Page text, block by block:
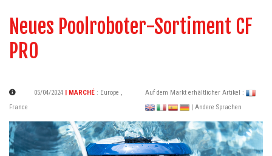
Neues Poolroboter-Sortiment CF
PRO
05/04/2024 | MARCHÉ : Europe ,
France
Auf dem Markt erhältlicher Artikel :
| Andere Sprachen